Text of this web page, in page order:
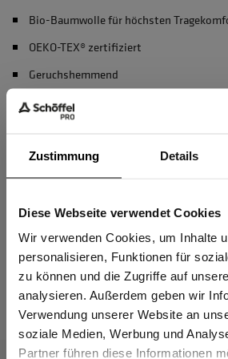
Zustimmung Details
Diese Webseite verwendet Cookies
Wir verwenden Cookies, um Inhalte
personalisieren, Funktionen für
zu können und die Zugriffe auf
analysieren. Außerdem geben wir
Verwendung unserer Website an
soziale Medien, Werbung und
Partner führen diese Informationen
Bio-Baumwolle für höchsten
OEKO-TEX® zertifiziert
Geruchshemmend
recycelter Polyester
Material & Pflege
Passform
Das passt dazu
Sind Sie
Ich bestätige, dass ich
Preise werden netto